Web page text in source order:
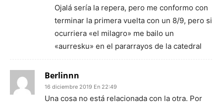
Ojalá sería la repera, pero me conformo con
terminar la primera vuelta con un 8/9, pero si
ocurriera «el milagro» me bailo un
«aurresku» en el pararrayos de la catedral
Berlinnn
16 diciembre 2019 En 22:49
Una cosa no está relacionada con la otra. Por